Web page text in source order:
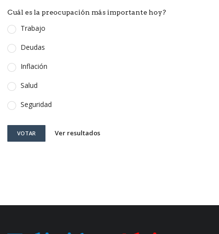
Cuál es la preocupación más importante hoy?
Trabajo
Deudas
Inflación
Salud
Seguridad
VOTAR Ver resultados